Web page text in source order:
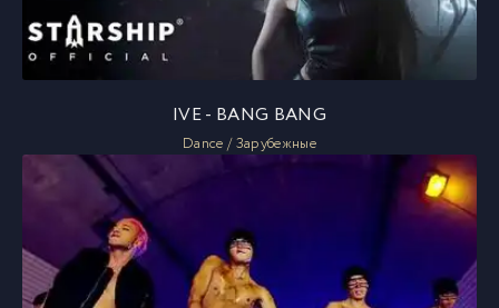
IVE - BANG BANG
Dance / Зарубежные